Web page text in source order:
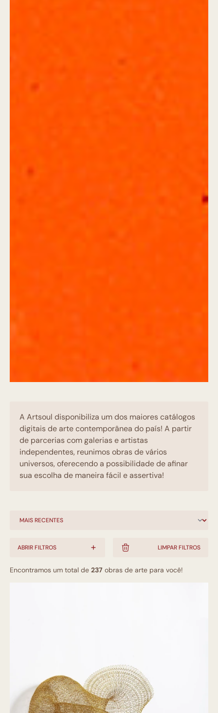
A Artsoul disponibiliza um dos maiores catálogos
digitais de arte contemporânea do país! A partir
de parcerias com galerias e artistas
independentes, reunimos obras de vários
universos, oferecendo a possibilidade de afinar
sua escolha de maneira fácil e assertiva!
ABRIR FILTROS LIMPAR FILTROS
Encontramos um total de 237 obras de arte para você!